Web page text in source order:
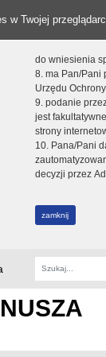
w Twojej
do wniesienia
8. ma Pan/Pani
Urzędu
9. podanie
jest
strony
10. Pana/Pani
decyzji przez
zamknij
Fraza